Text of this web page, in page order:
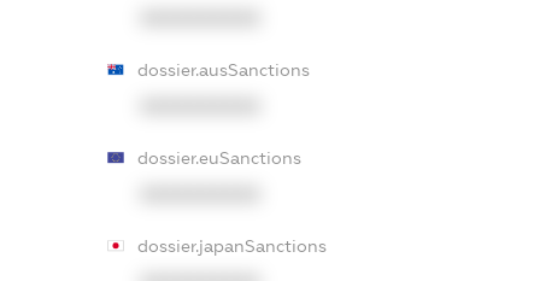
dossier.ausSanctions
dossier.euSanctions
dossier.japanSanctions